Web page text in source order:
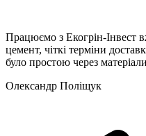
Працюємо з Екогрін-Інвест
цемент, чіткі терміни
було простою через
Олександр Поліщук